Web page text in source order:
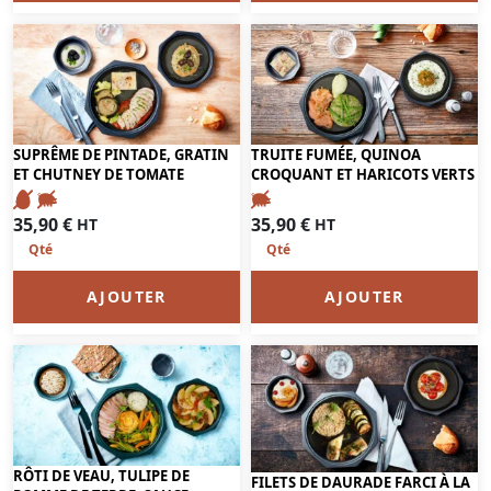
SUPRÊME DE PINTADE, GRATIN
ET CHUTNEY DE TOMATE
35,90€ HT
AJOUTER
TRUITE FUMÉE, QUINOA
CROQUANT ET HARICOTS VERTS
35,90€ HT
AJOUTER
RÔTI DE VEAU, TULIPE DE
FILETS DE DAURADE FARCI À LA